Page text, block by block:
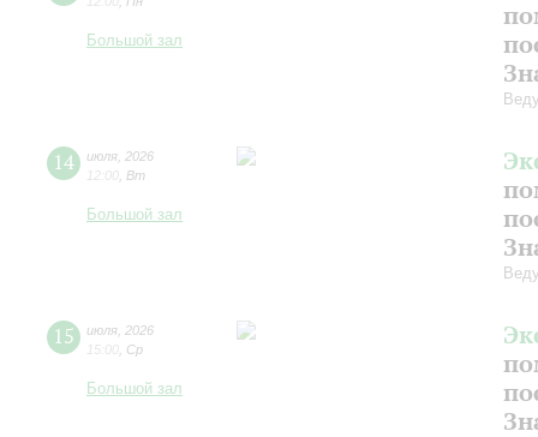
Большой зал
14 июля 2026
12:00 Вт
Большой зал
15 июля 2026
15:00 Ср
Большой зал